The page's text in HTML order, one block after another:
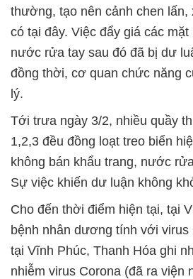
thường, tạo nên cảnh chen
có tại đây. Việc đẩy giá các
nước rửa tay sau đó đã bị dư
đồng thời, cơ quan chức năng
lý.
Tới trưa ngày 3/2, nhiều quầy
1,2,3 đều đồng loạt treo biển
không bán khẩu trang, nước
Sự việc khiến dư luận không
Cho đến thời điểm hiện tại, tại
bệnh nhân dương tính với virus
tại Vĩnh Phúc, Thanh Hóa ghi
nhiễm virus Corona (đã ra viện